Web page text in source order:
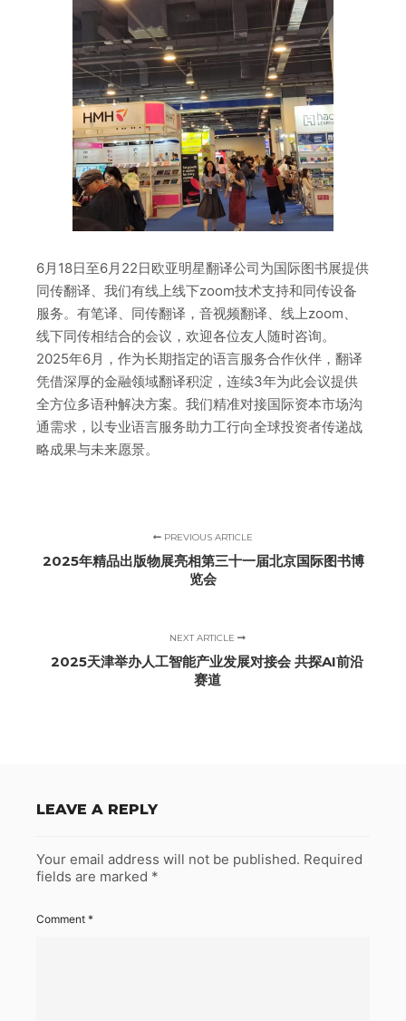
6月18日至6月22日欧亚明星翻译公司为国际图书展提供
同传翻译、我们有线上线下zoom技术支持和同传设备
服务。有笔译、同传翻译，音视频翻译、线上zoom、
线下同传相结合的会议，欢迎各位友人随时咨询。
2025年6月，作为长期指定的语言服务合作伙伴，翻译
凭借深厚的金融领域翻译积淀，连续3年为此会议提供
全方位多语种解决方案。我们精准对接国际资本市场沟
通需求，以专业语言服务助力工行向全球投资者传递战
略成果与未来愿景。
PREVIOUS ARTICLE
2025年精品出版物展亮相第三十一届北京国际图书博
览会
NEXT ARTICLE
2025天津举办人工智能产业发展对接会 共探AI前沿
赛道
LEAVE A REPLY
Your email address will not be published. Required
fields are marked *
Comment *